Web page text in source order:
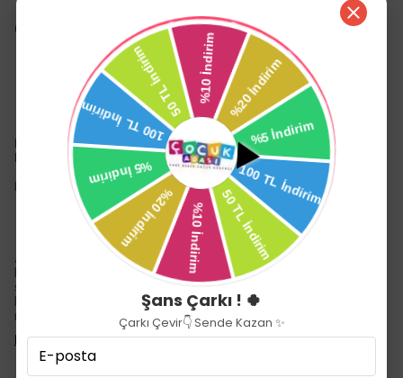
14 gün içinde iade değişim
Ürün Açıklaması
Lansinoh 240 ml Biberon & NaturalWave® Biberon
Emziği
Lansinoh 240 ml Biberon & NaturalWave® Biberon Emziği
Anneyi emen bebeklerinfarklı sebeplerle anneden uzak
kaldığı durumlarda da beslenmesi gerekiyor. Buamaçla
sağılan anne sütünün bebeğe verildiği biberonun ve
biberon emziğininyapısı önemli. Biberon emziği tercihinde
malzeme kal
Devamını Göster
Şans Çarkı ! 🍀
Çarkı Çevir👇 Sende Kazan ✨